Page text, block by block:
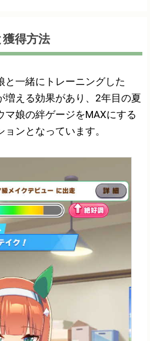
獲得方法
と一緒にトレーニングした
増える効果があり、2年目の夏
マ娘の絆ゲージをMAXにする
ンとなっています。